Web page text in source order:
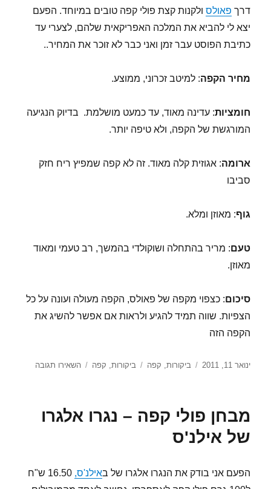
קיקו
דרך פאולס ולקנות קצת פולי קפה טובים במיוחד. הפעם
יצא לי להביא את המלכה האפריקאית שלהם, לצערי עד
כתיבת הפוסט עבר זמן ואני כבר לא זוכר את המחיר..
מחיר הקפה: למיטב זכרוני, ממוצע.
חומציות: עדינה מאוד, עד כמעט מושלמת. בדיוק הנגיעה
המורגשת של הקפה, ולא טיפה יותר.
ארומה: אגוזית קלה מאוד. זה לא קפה שמפיץ ריח חזק
סביבו
גוף: מאוזן ומלא.
טעם: מריר בהתחלה ושוקולדי בהמשך, רב טעמי ומאוד
מאוזן.
סיכום: כצפוי מקפה של פאולס, הקפה מעולה ועונה על כל
הצפיות. שווה תמיד להגיע ולראות אם אפשר להשיג את
הקפה הזה
פורסם
ינואר 11, 2011 קטגוריות
ביקורות, קפה תגיות
ביקורות, קפה השאירו תגובה
מבחן פולי קפה – נגרו אלגרו
של אילנ'ס
הפעם אני בודק את הנגרו אלגרו של באילנ'ס,
16.50 ש"ח